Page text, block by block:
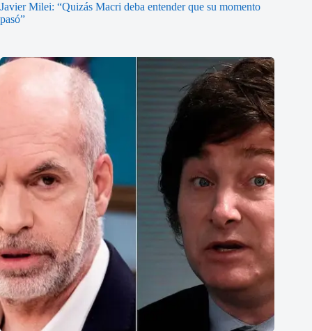
Javier Milei: “Quizás Macri deba entender que su momento
pasó”